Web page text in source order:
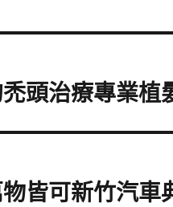
頭治療專業
皆可新竹汽車